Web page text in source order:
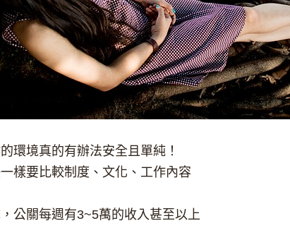
環境真的有辦法安全且單純！
樣要比較制度、文化、工作內容
公關每週有3~5萬的收入甚至以上